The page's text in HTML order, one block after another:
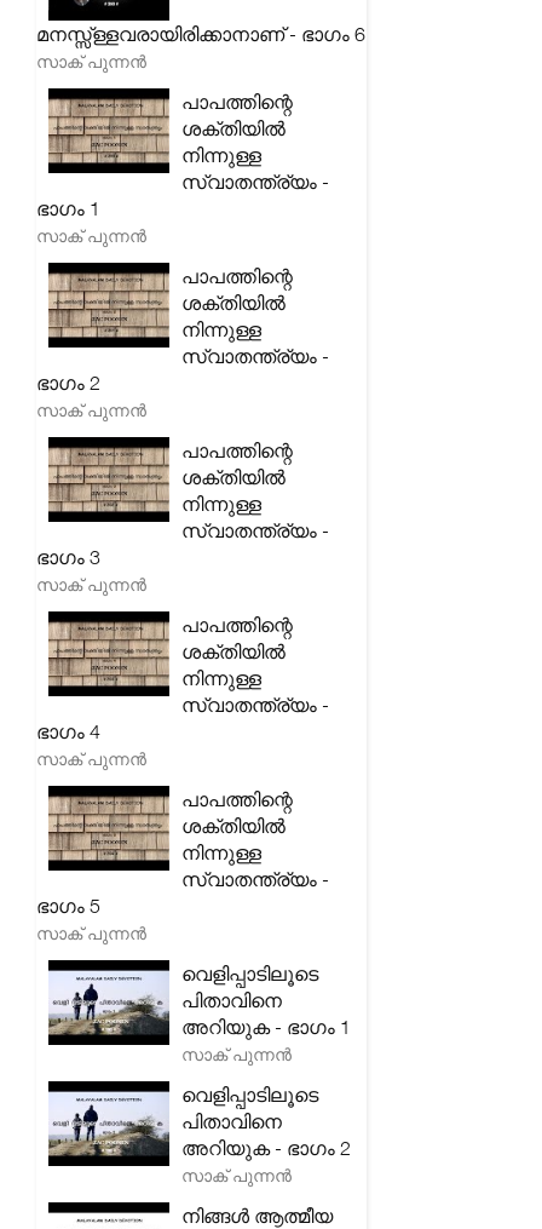
മനസ്സ്ള്ളവരായിരിക്കാനാണ് - ഭാഗം 6
സാക് പുന്നൻ
പാപത്തിന്റെ
ശക്തിയിൽ
നിന്നുള്ള
സ്വാതന്ത്ര്യം -
ഭാഗം 1
സാക് പുന്നൻ
പാപത്തിന്റെ
ശക്തിയിൽ
നിന്നുള്ള
സ്വാതന്ത്ര്യം -
ഭാഗം 2
സാക് പുന്നൻ
പാപത്തിന്റെ
ശക്തിയിൽ
നിന്നുള്ള
സ്വാതന്ത്ര്യം -
ഭാഗം 3
സാക് പുന്നൻ
പാപത്തിന്റെ
ശക്തിയിൽ
നിന്നുള്ള
സ്വാതന്ത്ര്യം -
ഭാഗം 4
സാക് പുന്നൻ
പാപത്തിന്റെ
ശക്തിയിൽ
നിന്നുള്ള
സ്വാതന്ത്ര്യം -
ഭാഗം 5
സാക് പുന്നൻ
വെളിപ്പാടിലൂടെ
പിതാവിനെ
അറിയുക - ഭാഗം 1
സാക് പുന്നൻ
വെളിപ്പാടിലൂടെ
പിതാവിനെ
അറിയുക - ഭാഗം 2
സാക് പുന്നൻ
നിങ്ങൾ ആത്മീയ